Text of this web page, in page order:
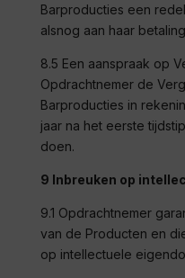
Barproducties een
alsnog aan haar
8.5 Een aanspraak op
Opdrachtnemer de
Barproducties in
jaar na het eerste
doen.
9 Inbreuken op
9.1 Opdrachtnemer
van de Producten en
op intellectuele